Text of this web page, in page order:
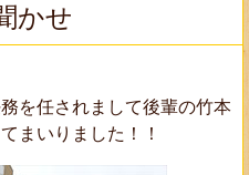
かせ
を任されまして後輩の竹本
まいりました！！